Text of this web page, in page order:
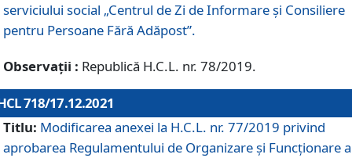
serviciului social „Centrul de Zi de Informare şi Consiliere
pentru Persoane Fără Adăpost”.
Observații : Republică H.C.L. nr. 78/2019.
718/17.12.2021
Titlu: Modificarea anexei la H.C.L. nr. 77/2019 privind
aprobarea Regulamentului de Organizare și Funcționare